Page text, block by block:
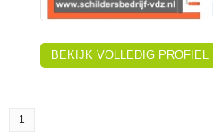
BEKIJK VOLLEDIG PROFIEL
1